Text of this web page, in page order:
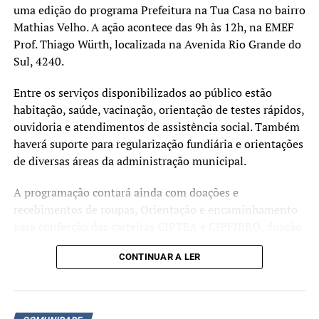
estabelecimento.
Em 1941, o Cine Central passa a ser propriedade de
Leopoldino de Castro Matos. Em 1948, chega inclusive a
reuniões no local.
uma edição do programa Prefeitura na Tua Casa no bairro
Mathias Velho. A ação acontece das 9h às 12h, na EMEF
Prof. Thiago Würth, localizada na Avenida Rio Grande do
Sul, 4240.
Entre os serviços disponibilizados ao público estão
habitação, saúde, vacinação, orientação de testes rápidos,
ouvidoria e atendimentos de assistência social. Também
haverá suporte para regularização fundiária e orientações
de diversas áreas da administração municipal.
A programação contará ainda com doações e
recebimentos de roupas, Orientação e encaminhamento
de mudas, banco de oportunidades, coleta de recicláveis,
doação de livros, banco de oportunidades. Diversos
longo da manhã.
CONTINUAR A LER